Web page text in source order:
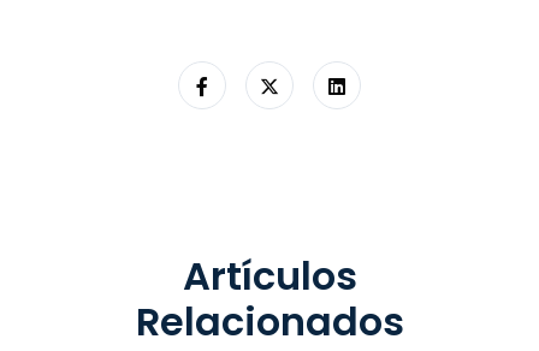
Artículos
Relacionados